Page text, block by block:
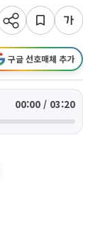
구글 선호매체 추가
00:00 / 03:20